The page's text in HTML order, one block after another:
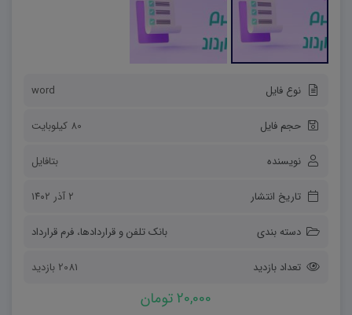
نوع فایل word
حجم فایل 80 کیلوبایت
نویسنده بتافایل
تاریخ انتشار ۲ آذر ۱۴۰۲
دسته بندی بانک تلفن و قراردادها، فرم قرارداد
تعداد بازدید 2081 بازدید
20,000 تومان